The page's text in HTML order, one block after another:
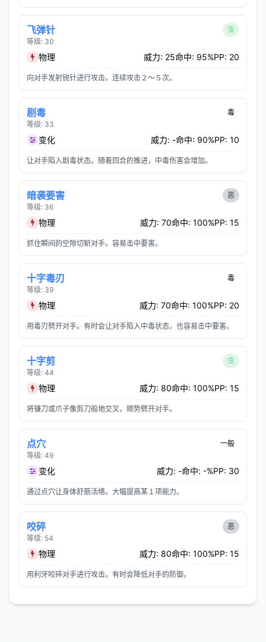
飞弹针
等级: 30
虫
物理 威力: 25命中: 95%PP: 20
向对手发射锐针进行攻击。连续攻击２～５次。
剧毒
等级: 33
毒
变化 威力: -命中: 90%PP: 10
让对手陷入剧毒状态。随着回合的推进，中毒伤害会增加。
暗袭要害
等级: 36
恶
物理 威力: 70命中: 100%PP: 15
抓住瞬间的空隙切斩对手。容易击中要害。
十字毒刃
等级: 39
毒
物理 威力: 70命中: 100%PP: 20
用毒刃劈开对手。有时会让对手陷入中毒状态，也容易击中要害。
十字剪
等级: 44
虫
物理 威力: 80命中: 100%PP: 15
将镰刀或爪子像剪刀般地交叉，顺势劈开对手。
点穴
等级: 49
一般
变化 威力: -命中: -%PP: 30
通过点穴让身体舒筋活络。大幅提高某１项能力。
咬碎
等级: 54
恶
物理 威力: 80命中: 100%PP: 15
用利牙咬碎对手进行攻击。有时会降低对手的防御。